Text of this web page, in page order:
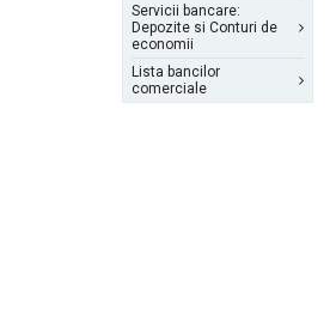
Servicii bancare:
Depozite si Conturi de
economii
Lista bancilor
comerciale